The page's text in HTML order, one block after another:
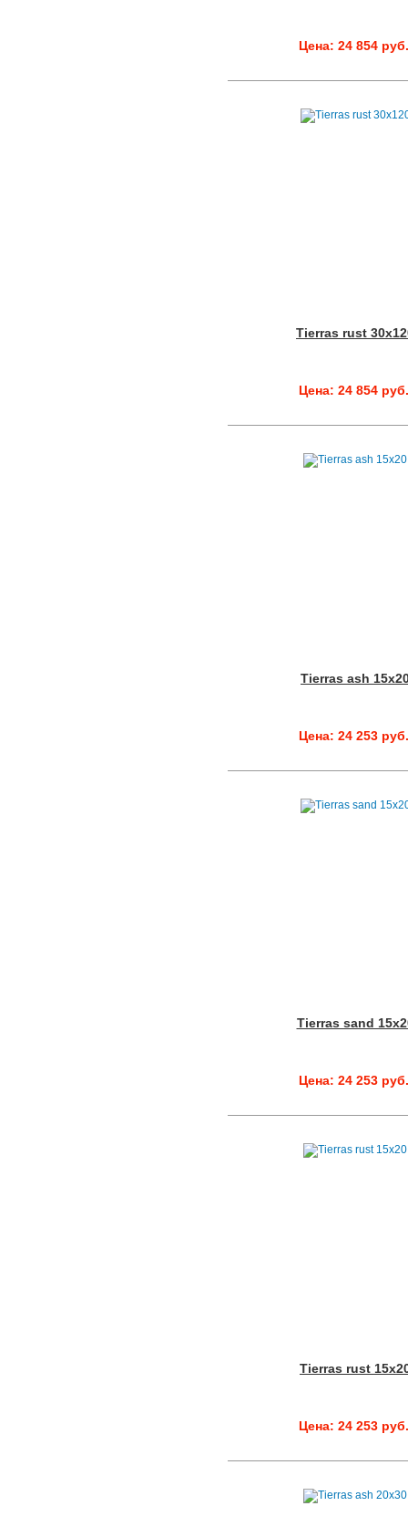
Цена: 24 854 руб.
Tierras rust
Цена: 24 854 руб.
Tierras ash
Цена: 24 253 руб.
Tierras sand
Цена: 24 253 руб.
Tierras rust
Цена: 24 253 руб.